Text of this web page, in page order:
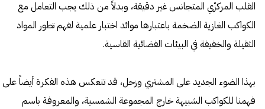
القلب المركزّي المتجانس غير دقيقة، وبدلاً من ذلك يجب التعامل مع
الكواكب الغازية الضخمة باعتبارها موائد اختبار علمية لفهم تطور المواد
الثقيلة والخفيفة في البيئات الفضائية القاسية.
بهذا الضوء الجديد على المشتري وزحل، قد تنعكس هذه الفكرة أيضاً على
فهمنا للكواكب الشبيهة خارج المجموعة الشمسية، والمعروفة باسم